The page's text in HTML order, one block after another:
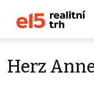
Herz